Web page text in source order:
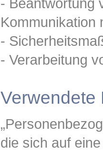
Kommunikation
-
- Verarbeitung
Verwendete
die sich auf